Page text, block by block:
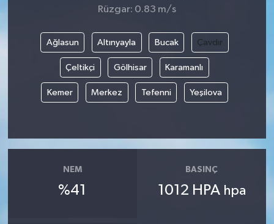
Rüzgar: 0.83 m/s
Ağlasun Altınyayla Bucak Çavdır
Çeltikçi Gölhisar Karamanlı
Kemer Merkez Tefenni Yeşilova
NEM
%41
BASINÇ
1012 HPA hpa